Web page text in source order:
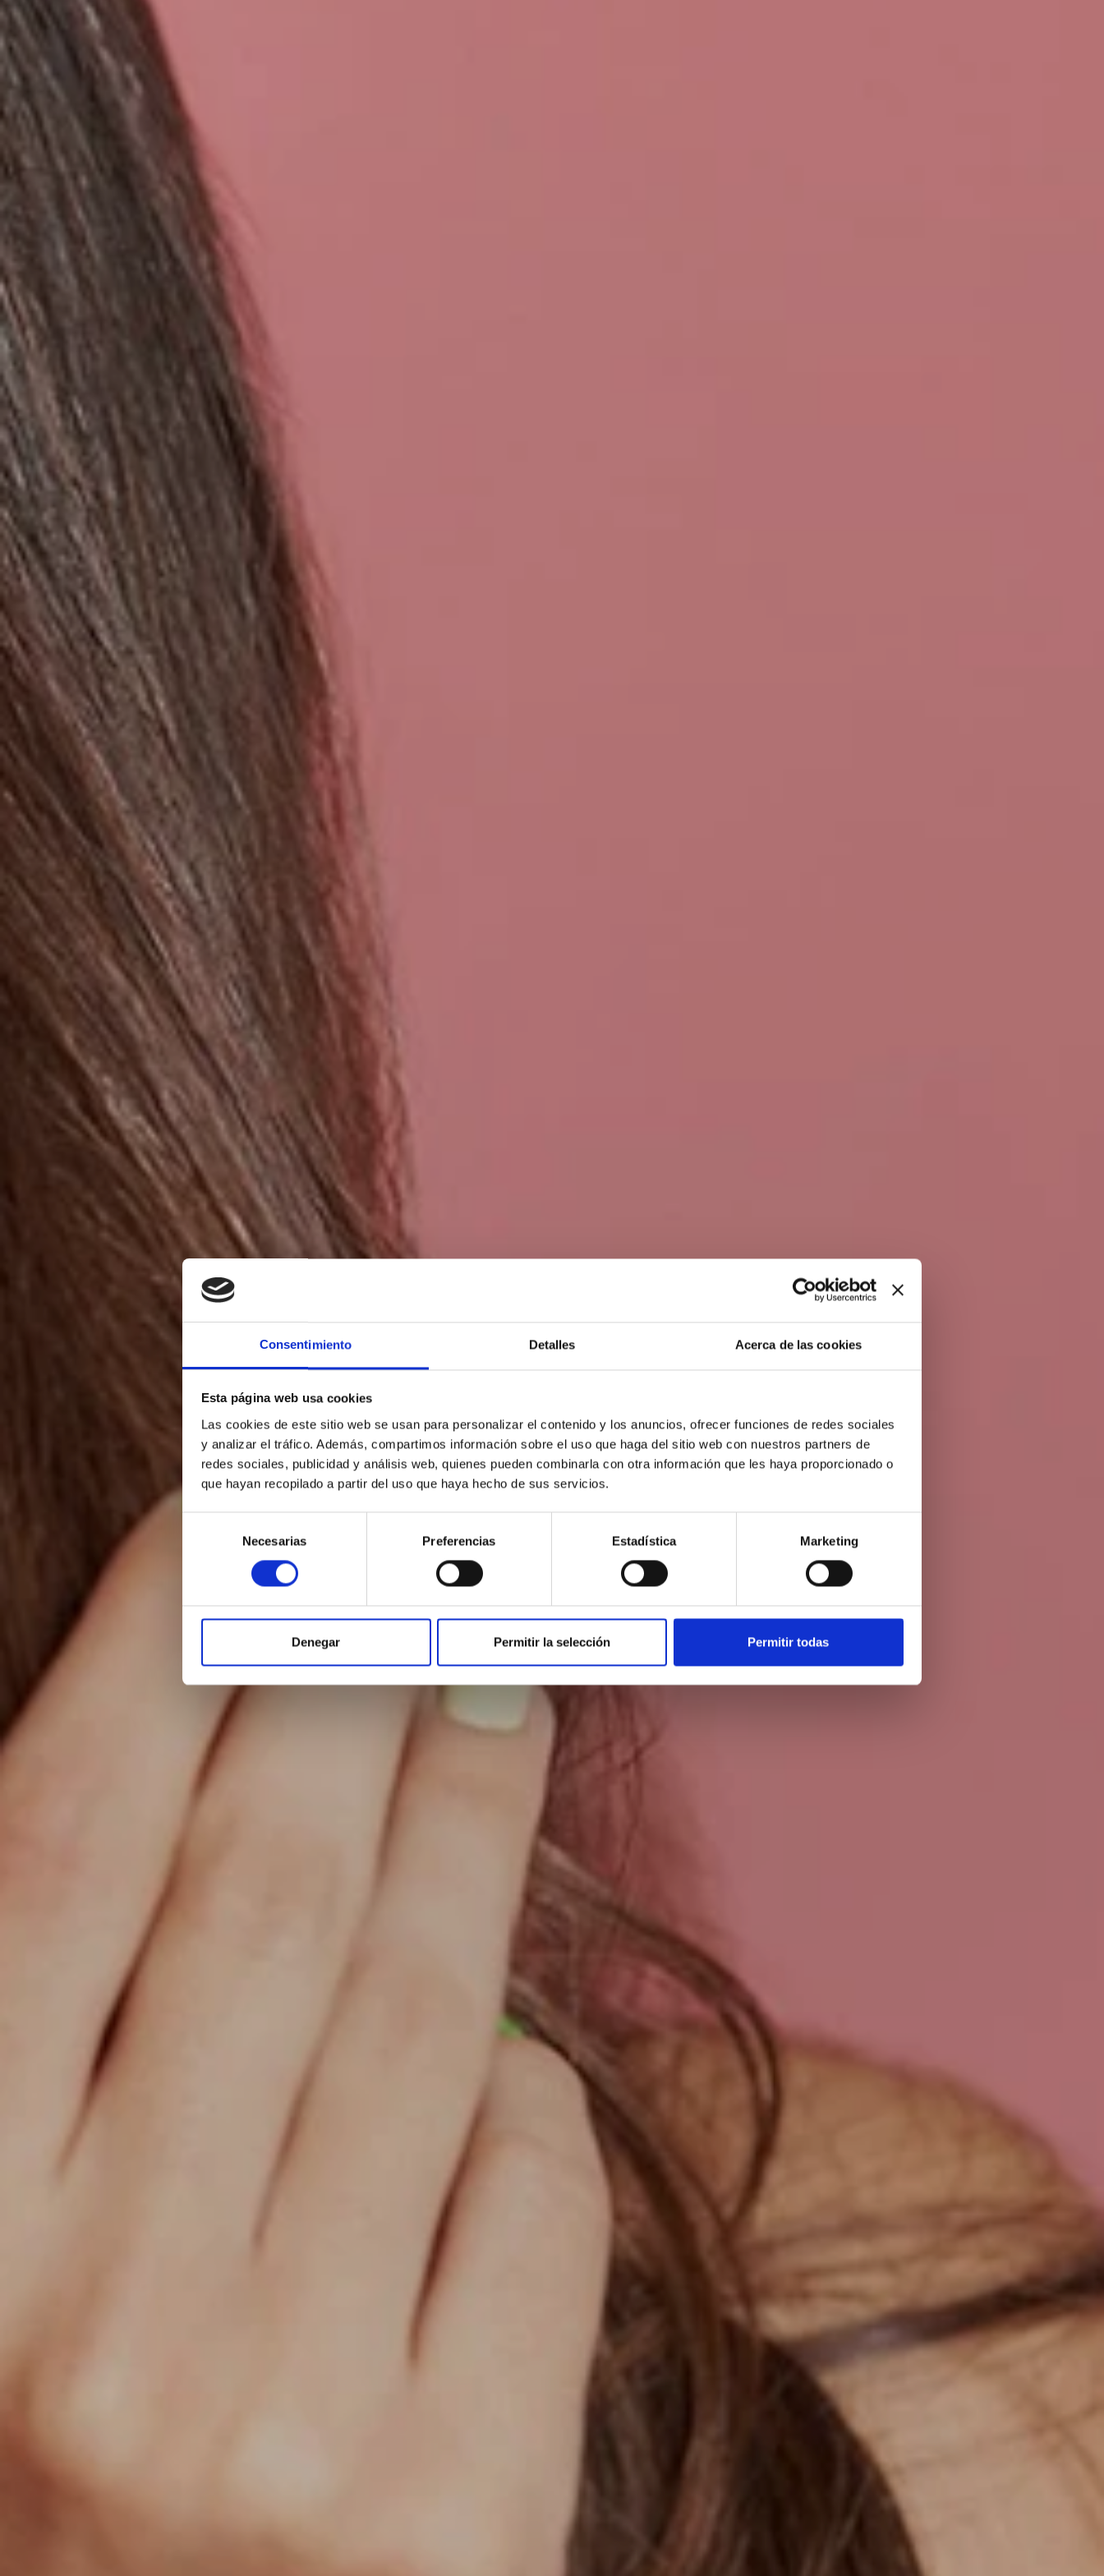
Consentimiento Detalles Acerca de las cookies
Esta página web usa cookies
Las cookies de este sitio web se usan para personalizar el contenido y los anuncios, ofrecer funciones de redes sociales
y analizar el tráfico. Además, compartimos información sobre el uso que haga del sitio web con nuestros partners de
redes sociales, publicidad y análisis web, quienes pueden combinarla con otra información que les haya proporcionado o
que hayan recopilado a partir del uso que haya hecho de sus servicios.
consentimiento
Necesarias Preferencias Estadística Marketing
Denegar Permitir la selección Permitir todas
FORMACIÓN
TRABAJA CON NOSOTROS
LA PELUQUERÍA
EMOCIONAL
La peluquería de los sentidos